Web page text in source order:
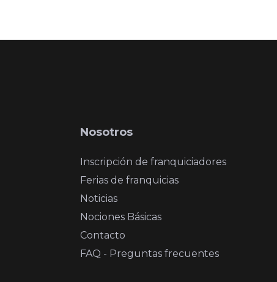
Nosotros
Inscripción de franquiciadores
Ferias de franquicias
Noticias
Nociones Básicas
Contacto
FAQ - Preguntas frecuentes